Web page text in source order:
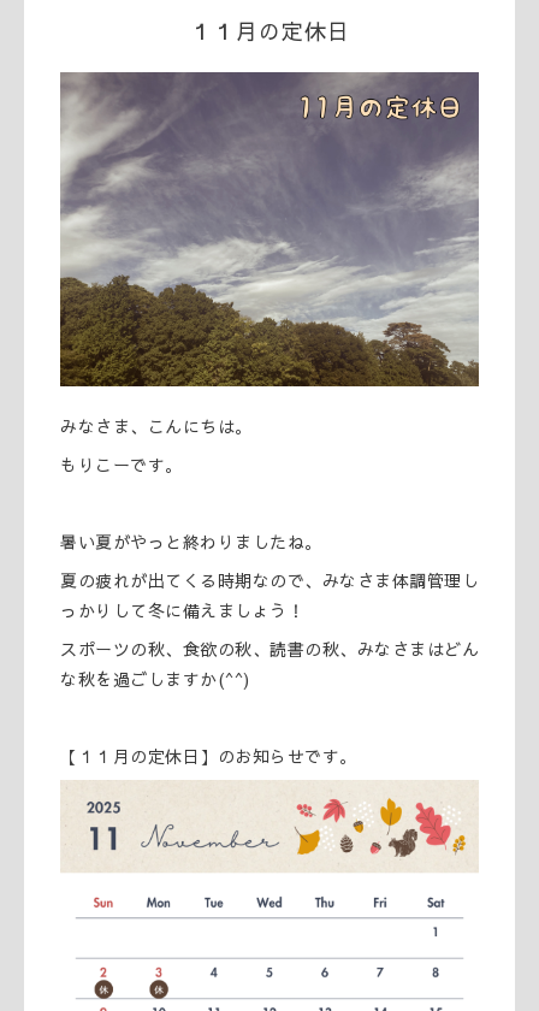
１１月の定休日
みなさま、こんにちは。
もりこーです。
暑い夏がやっと終わりましたね。
夏の疲れが出てくる時期なので、みなさま体調管理し
っかりして冬に備えましょう！
スポーツの秋、食欲の秋、読書の秋、みなさまはどん
な秋を過ごしますか(^^)
【１１月の定休日】のお知らせです。